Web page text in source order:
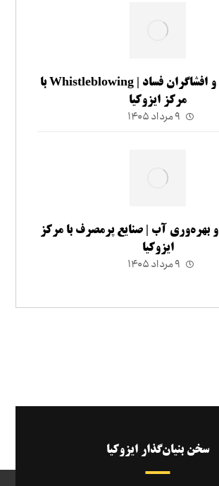
ایزو ۳۷۰۰۲ و افشاگران فساد | Whistleblowing با
مرکز ایزوکیا
۹ مرداد ۱۴۰۵
ایزو ۴۶۰۰۱ و بهره‌وری آب | صنایع پرمصرف با مرکز
ایزوکیا
۹ مرداد ۱۴۰۵
سخن بنیان‌گذار ایزوکیا